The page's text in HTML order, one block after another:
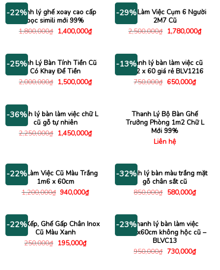
1,000,000₫.
-22%
Thanh lý ghế xoay cao cấp
bọc simili mới 99%
1,800,000₫ Giá
gốc
1,400,000₫Giá
hiện
1,400,000₫.
-29%
Bàn Làm Việc Cụm 6 Người
2M7 Cũ
2,500,000₫ Giá
gốc
1,780,000₫Giá
hiện
-25%
Thanh Lý Bàn Tính Tiền Cũ
Có Khay Để Tiền
2,000,000₫ Giá
gốc
1,500,000₫Giá
hiện
-13%Thanh lý bàn làm việc cũ
1m2 x 60 giá rẻ BLV1216
750,000₫ Giá
650,000₫Giá
hiện
-36%
Thanh lý bàn làm việc chữ L
cũ gỗ tự nhiên
2,250,000₫ Giá
gốc
1,450,000₫Giá
hiện
Thanh Lý Bộ Bàn Ghế
Trưởng Phòng 1m2 Chữ L
Mới 99%
Liên hệ
-22%
Bàn Làm Việc Cũ Màu Trắng
1m6 x 60cm
1,200,000₫ Giá
940,000₫Giá
hiện
940,000₫.
-32%
Thanh lý bàn màu trắng mặt
gỗ chân sắt cũ
850,000₫ Giá
580,000₫Giá
hiện
-22%
Ghế Xếp, Ghế Gấp Chân Inox
Cũ Màu Xanh
250,000₫ Giá
195,000₫Giá
hiện
-23%Thanh lý bàn làm việc
1m2x60cm không hộc cũ –
BLVC13
950,000₫ Giá
730,000₫Giá
hiện